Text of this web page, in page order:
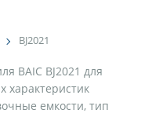
BJ2021
BAIC BJ2021 для
характеристик
емкости, тип